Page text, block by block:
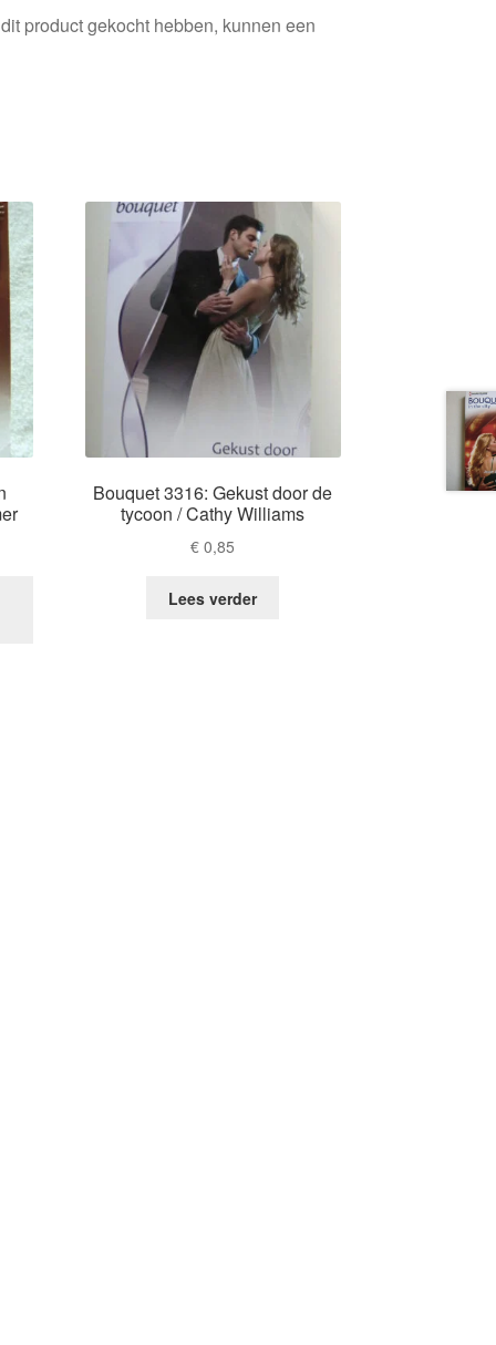
product gekocht hebben, kunnen een
Bouquet 3316: Gekust door de
tycoon / Cathy Williams
€ 0,85
Lees verder